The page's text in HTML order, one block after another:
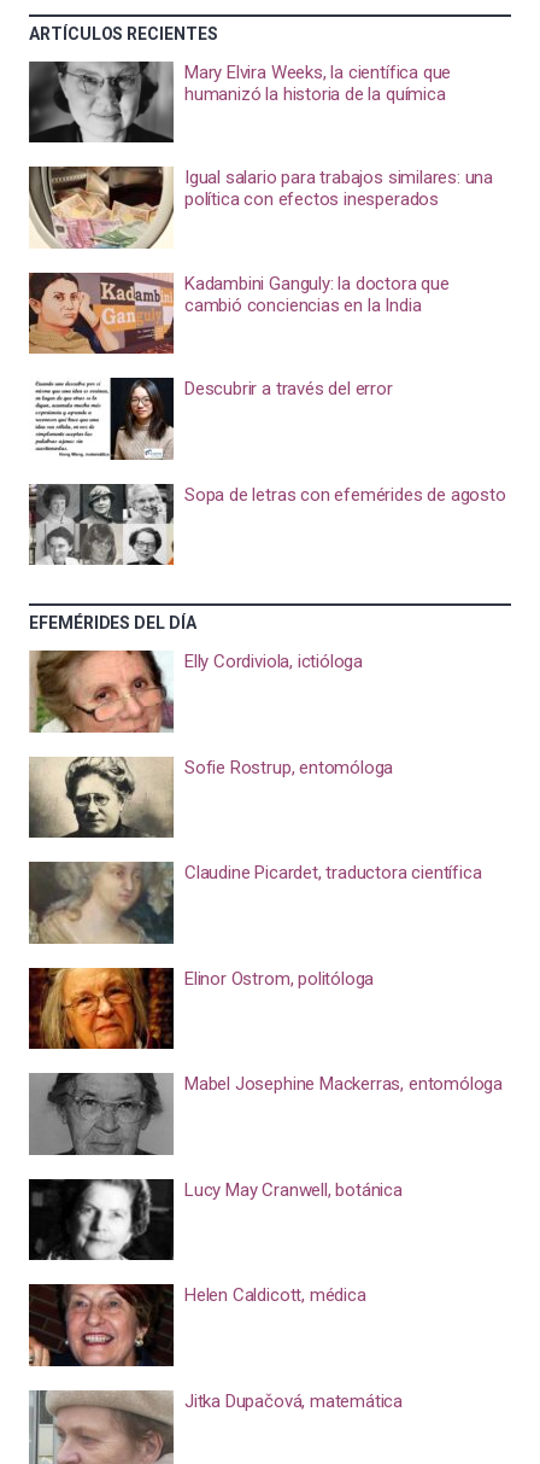
ARTÍCULOS RECIENTES
Mary Elvira Weeks, la científica que
humanizó la historia de la química
Igual salario para trabajos similares: una
política con efectos inesperados
Kadambini Ganguly: la doctora que
cambió conciencias en la India
Descubrir a través del error
Sopa de letras con efemérides de agosto
EFEMÉRIDES DEL DÍA
Elly Cordiviola, ictióloga
Sofie Rostrup, entomóloga
Claudine Picardet, traductora científica
Elinor Ostrom, politóloga
Mabel Josephine Mackerras, entomóloga
Lucy May Cranwell, botánica
Helen Caldicott, médica
Jitka Dupačová, matemática